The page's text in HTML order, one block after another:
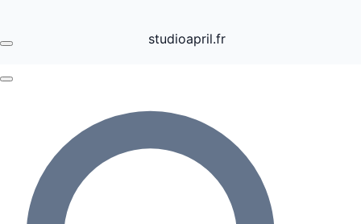
studioapril.fr